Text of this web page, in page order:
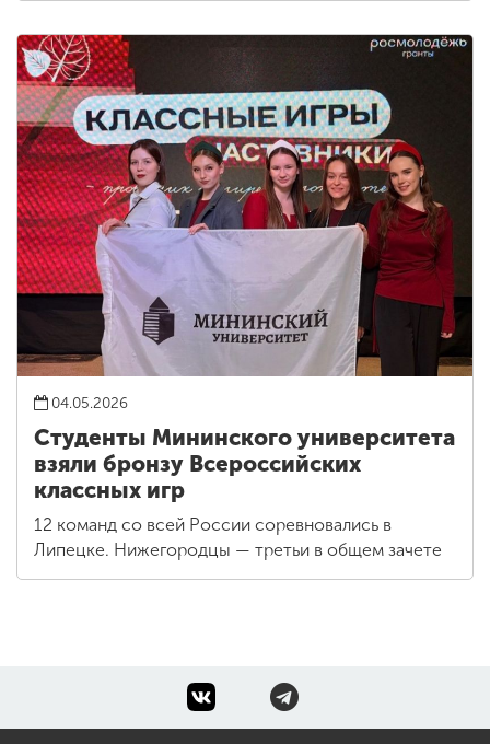
04.05.2026
Студенты Мининского университета
взяли бронзу Всероссийских
классных игр
12 команд со всей России соревновались в
Липецке. Нижегородцы — третьи в общем зачете